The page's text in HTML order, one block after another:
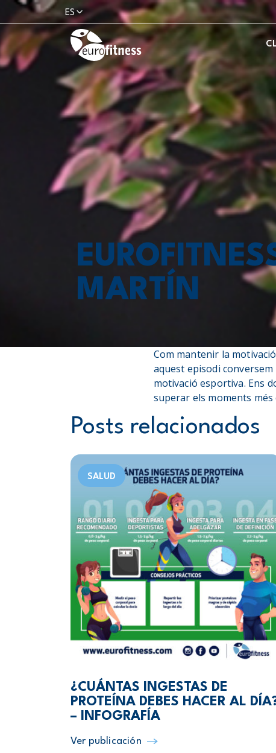
ES
MARTÍN
Com mantenir la
aquest episodi
motivació esportiva. Ens
superar els moments més
Posts relacionados
SALUD
¿CUÁNTAS INGESTAS DE
PROTEÍNA DEBES HACER AL
– INFOGRAFÍA
Ver publicación